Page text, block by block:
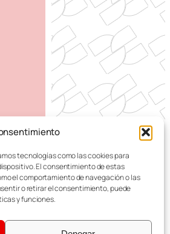
tecnologías como las cookies para
El consentimiento de estas
el comportamiento de navegación o las
o retirar el consentimiento, puede
y funciones.indistintamente.